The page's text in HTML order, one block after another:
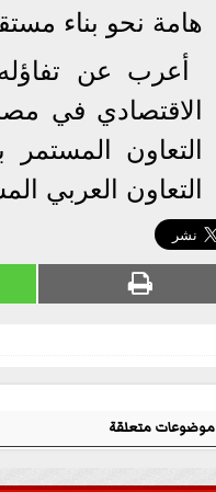
هامة نحو بناء
أعرب عن
الاقتصادي في
التعاون
التعاون العربي
موضوعات متعلقة